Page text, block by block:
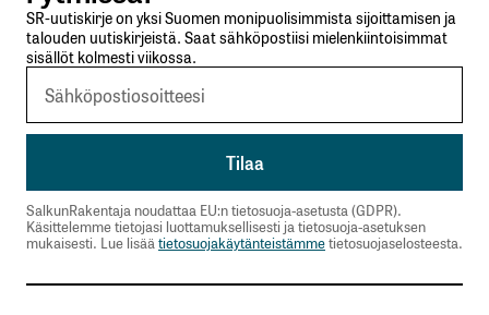
SR-uutiskirje on yksi Suomen monipuolisimmista sijoittamisen ja
talouden uutiskirjeistä. Saat sähköpostiisi mielenkiintoisimmat
sisällöt kolmesti viikossa.
SalkunRakentaja noudattaa EU:n tietosuoja-asetusta (GDPR).
Käsittelemme tietojasi luottamuksellisesti ja tietosuoja-asetuksen
mukaisesti. Lue lisäätietosuojakäytänteistämmetietosuojaselosteesta.